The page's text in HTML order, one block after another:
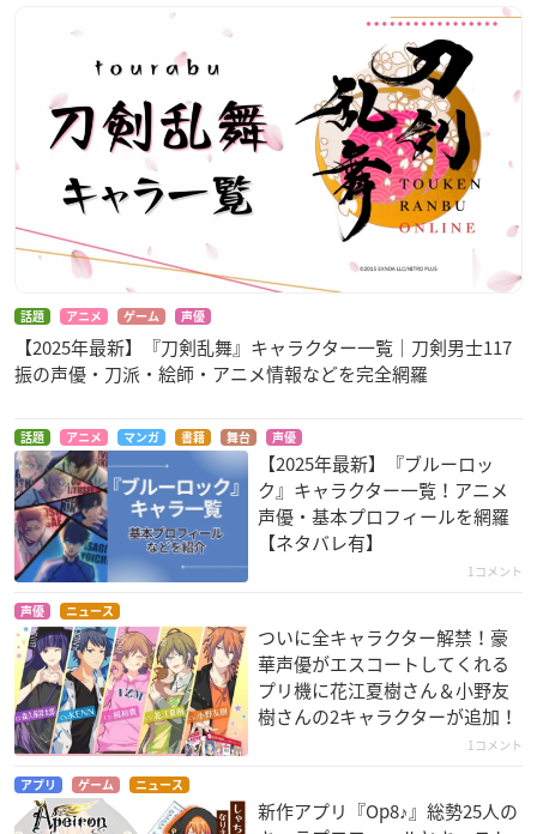
話題 アニメ ゲーム 声優
【2025年最新】『刀剣乱舞』キャラクター一覧｜刀剣男士117
振の声優・刀派・絵師・アニメ情報などを完全網羅
話題 アニメ マンガ 書籍 舞台 声優
【2025年最新】『ブルーロッ
ク』キャラクター一覧！アニメ
声優・基本プロフィールを網羅
【ネタバレ有】
1コメント
声優 ニュース
ついに全キャラクター解禁！豪
華声優がエスコートしてくれる
プリ機に花江夏樹さん＆小野友
樹さんの2キャラクターが追加！
1コメント
アプリ ゲーム ニュース
新作アプリ『Op8♪』総勢25人の